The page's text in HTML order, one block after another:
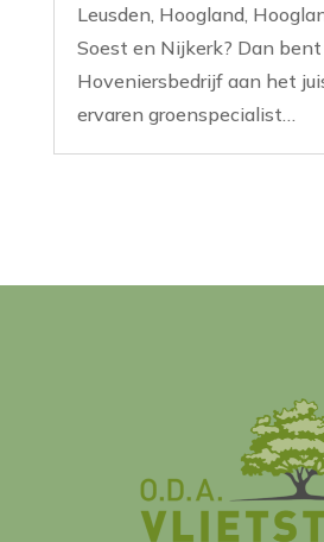
Leusden, Hoogland,
Soest en Nijkerk? Dan
Hoveniersbedrijf aan het
ervaren groenspecialist…